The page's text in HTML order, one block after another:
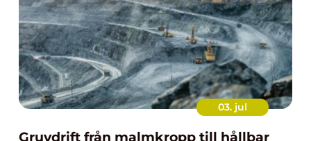
03. jul
Gruvdrift från malmkropp till hållbar